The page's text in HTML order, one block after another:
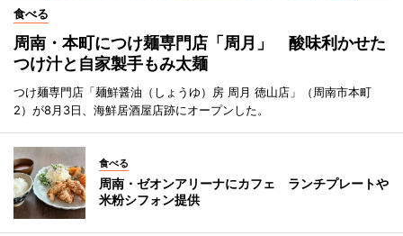
食べる
周南・本町につけ麺専門店「周月」 酸味利かせた
つけ汁と自家製手もみ太麺
つけ麺専門店「麺鮮醤油（しょうゆ）房 周月 徳山店」（周南市本町
2）が8月3日、海鮮居酒屋店跡にオープンした。
食べる
周南・ゼオンアリーナにカフェ ランチプレートや
米粉シフォン提供